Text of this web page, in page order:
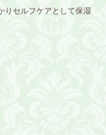
りセルフケアとして保湿